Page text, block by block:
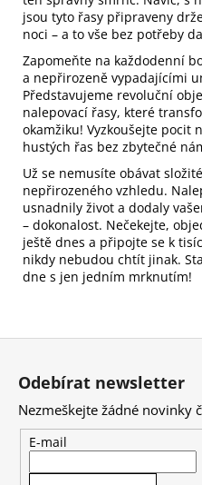
jsou tyto řasy připraveny
noci – a to vše bez potřeby
Zapomeňte na každodenní
a nepřirozeně vypadajícími
Představujeme revoluční
nalepovací řasy, které
okamžiku! Vyzkoušejte pocit
hustých řas bez zbytečné
Už se nemusíte obávat
nepřirozeného vzhledu.
usnadnily život a dodaly
– dokonalost. Nečekejte,
ještě dnes a připojte se k
nikdy nebudou chtít jinak.
dne s jen jedním mrknutím!
Z
Odebírat newsletter
Nezmeškejte žádné novinky
E-mail